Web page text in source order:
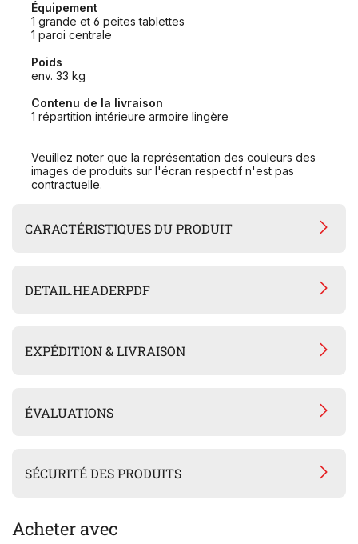
Équipement
1 grande et 6 peites tablettes
1 paroi centrale
Poids
env. 33 kg
Contenu de la livraison
1 répartition intérieure armoire lingère
Veuillez noter que la représentation des couleurs des
images de produits sur l'écran respectif n'est pas
contractuelle.
CARACTÉRISTIQUES DU PRODUIT
DETAIL.HEADERPDF
EXPÉDITION & LIVRAISON
ÉVALUATIONS
SÉCURITÉ DES PRODUITS
Acheter avec